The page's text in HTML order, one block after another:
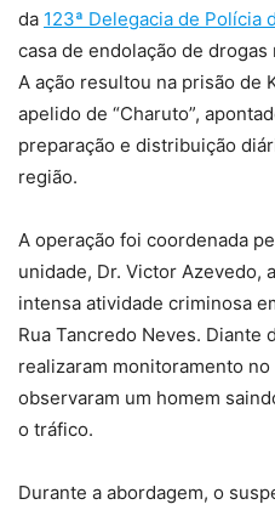
da 123ª Delegacia de Polícia
casa de endolação de
A ação resultou na prisão de
apelido de “Charuto”,
preparação e distribuição
região.
A operação foi coordenada
unidade, Dr. Victor Azevedo,
intensa atividade criminosa
Rua Tancredo Neves. Diante
realizaram monitoramento
observaram um homem
o tráfico.
Durante a abordagem, o